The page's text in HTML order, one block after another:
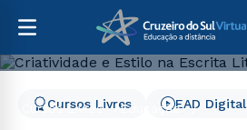
Cursos Livres
Educação
Cursos Livres EAD Digital